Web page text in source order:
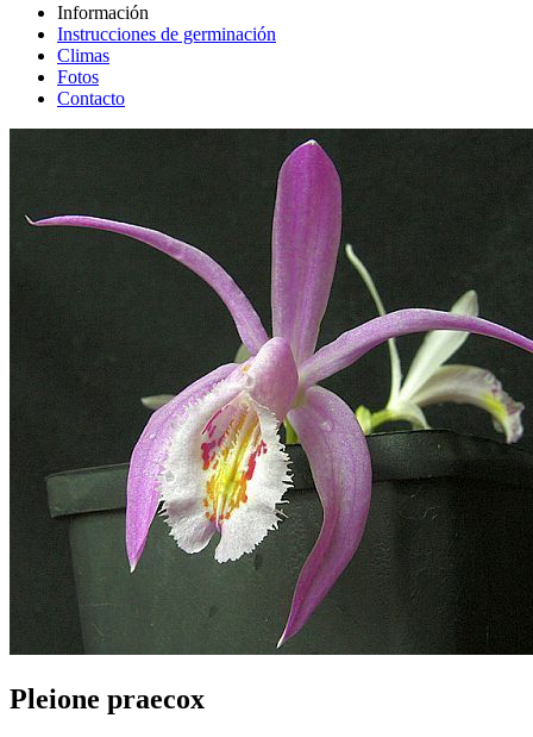
Información
Instrucciones de germinación
Climas
Fotos
Contacto
Pleione praecox